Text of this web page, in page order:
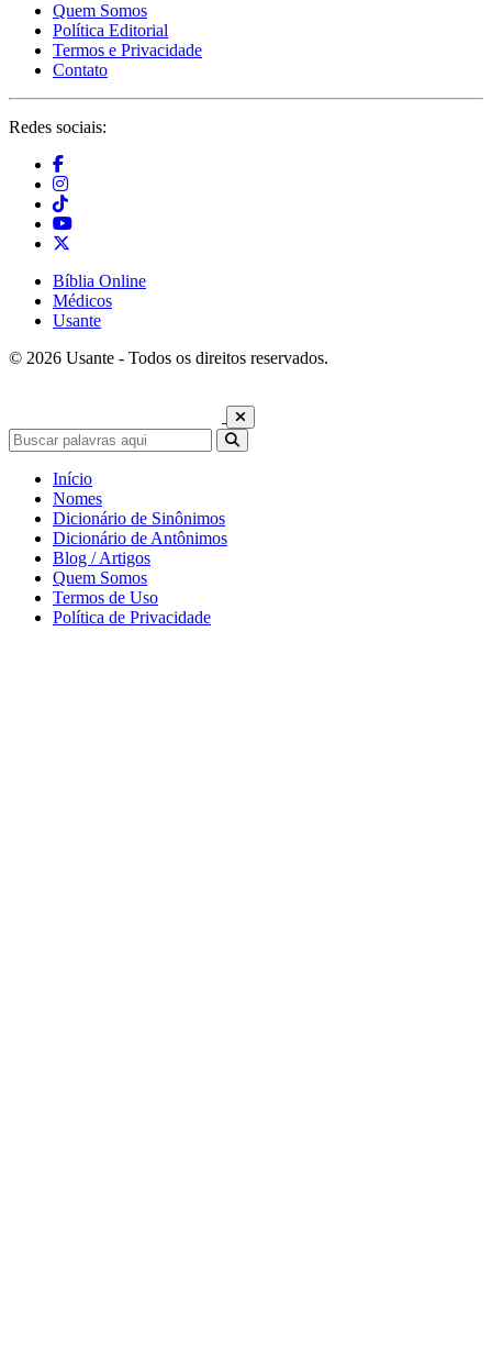
Quem Somos
Política Editorial
Termos e Privacidade
Contato
Redes sociais:
Bíblia Online
Médicos
Usante
© 2026 Usante - Todos os direitos reservados.
Início
Nomes
Dicionário de Sinônimos
Dicionário de Antônimos
Blog / Artigos
Quem Somos
Termos de Uso
Política de Privacidade